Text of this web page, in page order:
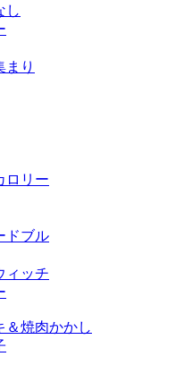
し
まり
ロリー
ドブル
ィッチ
＆焼肉かかし